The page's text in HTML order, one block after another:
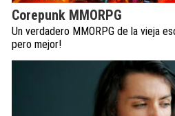
Corepunk MMORPG
Un verdadero MMORPG de la vieja
pero mejor!